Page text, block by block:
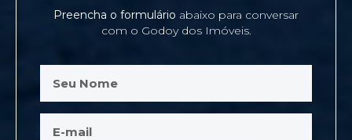
Preencha o formulário abaixo para conversar
com o Godoy dos Imóveis.